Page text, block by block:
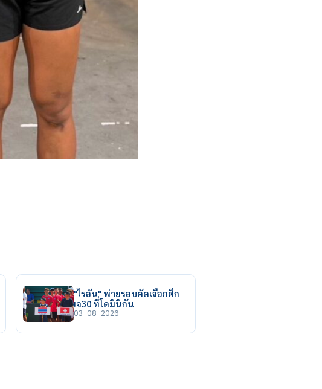
"ไรอัน" พ่ายรอบคัดเลือกศึก
เจ30 ที่โดมินิกัน
03-08-2026